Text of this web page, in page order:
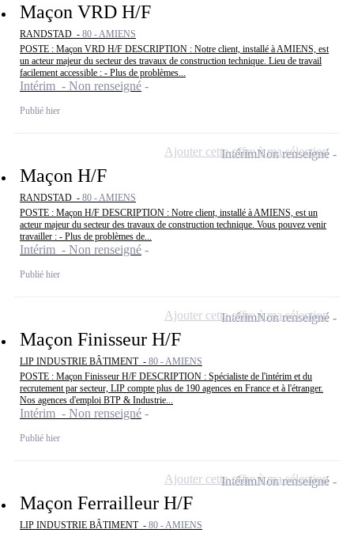
Maçon VRD H/F
RANDSTAD - 80 - AMIENS
POSTE : Maçon VRD H/F DESCRIPTION : Notre client, installé à AMIENS, est
un acteur majeur du secteur des travaux de construction technique. Lieu de travail
facilement accessible : - Plus de problèmes...
Intérim - Non renseigné
Publié hier
Maçon H/F
RANDSTAD - 80 - AMIENS
POSTE : Maçon H/F DESCRIPTION : Notre client, installé à AMIENS, est un
acteur majeur du secteur des travaux de construction technique. Vous pouvez venir
travailler : - Plus de problèmes de...
Intérim - Non renseigné
Publié hier
IntérimNon renseigné
Ajouter cette offre à ma sélection
Maçon Finisseur H/F
LIP INDUSTRIE BÂTIMENT - 80 - AMIENS
POSTE : Maçon Finisseur H/F DESCRIPTION : Spécialiste de l'intérim et du
recrutement par secteur, LIP compte plus de 190 agences en France et à l'étranger.
Nos agences d'emploi BTP & Industrie...
Intérim - Non renseigné
Publié hier
IntérimNon renseigné
Ajouter cette offre à ma sélection
Maçon Ferrailleur H/F
LIP INDUSTRIE BÂTIMENT - 80 - AMIENS
IntérimNon renseigné
Ajouter cette offre à ma sélection